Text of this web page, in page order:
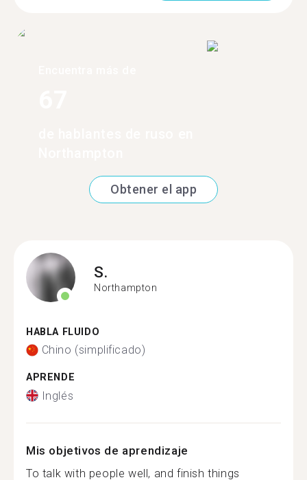
Obtener el app
S.
Northampton
HABLA FLUIDO
Chino (simplificado)
APRENDE
Inglés
Mis objetivos de aprendizaje
To talk with people well, and finish things